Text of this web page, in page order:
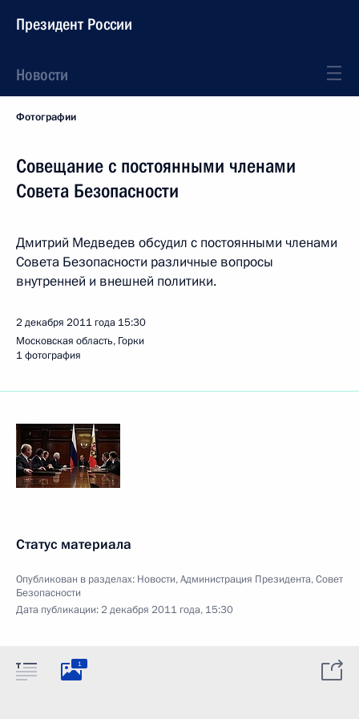
Президент России
Новости
Фотографии
Совещание с постоянными членами
Совета Безопасности
Дмитрий Медведев обсудил с постоянными членами
Совета Безопасности различные вопросы
внутренней и внешней политики.
2 декабря 2011 года 15:30
Московская область, Горки
1 фотография
Статус материала
Опубликован в разделах: Новости,Администрация Президента,Совет
Безопасности
Дата публикации:2 декабря 2011 года, 15:30
1